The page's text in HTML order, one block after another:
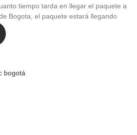
tiempo tarda en llegar el paquete a
Bogota, el paquete estará llegando